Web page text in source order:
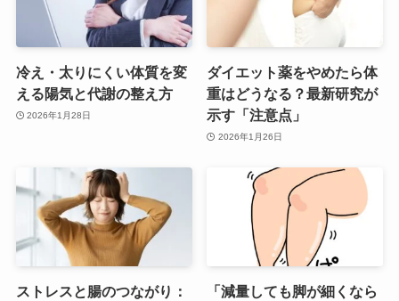
冷え・太りにくい体質を変
える陽気と代謝の整え方
2026年1月28日
ダイエット薬をやめたら体
重はどうなる？最新研究が
示す「注意点」
2026年1月26日
ストレスと腸のつながり：
「減量しても脚が細くなら